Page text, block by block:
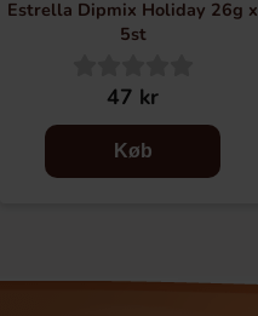
Estrella Dipmix Holiday 26g x
5st
47 kr
Køb